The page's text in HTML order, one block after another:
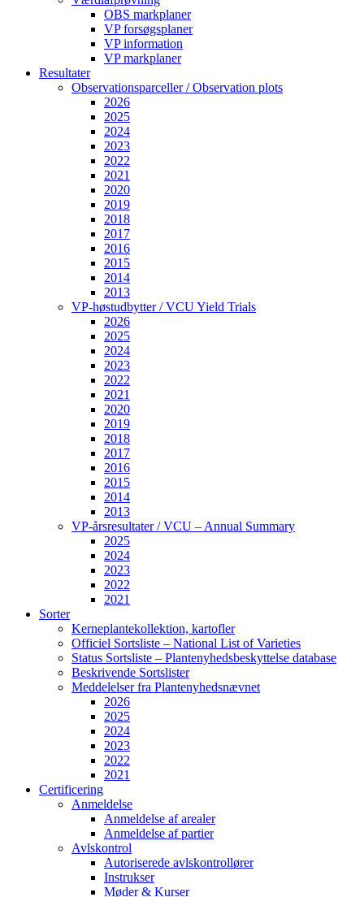
OBS markplaner
VP forsøgsplaner
VP information
VP markplaner
Resultater
Observationsparceller / Observation plots
2026
2025
2024
2023
2022
2021
2020
2019
2018
2017
2016
2015
2014
2013
VP-høstudbytter / VCU Yield Trials
2026
2025
2024
2023
2022
2021
2020
2019
2018
2017
2016
2015
2014
2013
VP-årsresultater / VCU – Annual Summary
2025
2024
2023
2022
2021
Sorter
Kerneplantekollektion, kartofler
Officiel Sortsliste – National List of Varieties
Status Sortsliste – Plantenyhedsbeskyttelse database
Beskrivende Sortslister
Meddelelser fra Plantenyhedsnævnet
2026
2025
2024
2023
2022
2021
Certificering
Anmeldelse
Anmeldelse af arealer
Anmeldelse af partier
Avlskontrol
Autoriserede avlskontrollører
Instrukser
Møder & Kurser